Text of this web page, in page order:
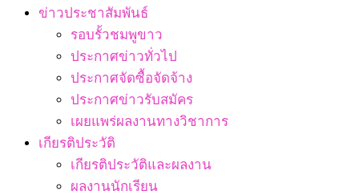
ข่าวประชาสัมพันธ์
รอบรั้วชมพูขาว
ประกาศข่าวทั่วไป
ประกาศจัดซื้อจัดจ้าง
ประกาศข่าวรับสมัคร
เผยแพร่ผลงานทางวิชาการ
เกียรติประวัติ
เกียรติประวัติและผลงาน
ผลงานนักเรียน